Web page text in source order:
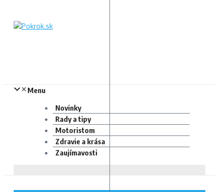
Menu
Novinky
Rady a tipy
Motoristom
Zdravie a krása
Zaujímavosti